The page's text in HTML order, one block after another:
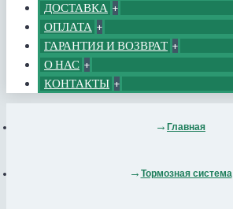
ДОСТАВКА +
ОПЛАТА +
ГАРАНТИЯ И ВОЗВРАТ +
О НАС +
КОНТАКТЫ +
Главная
Тормозная система